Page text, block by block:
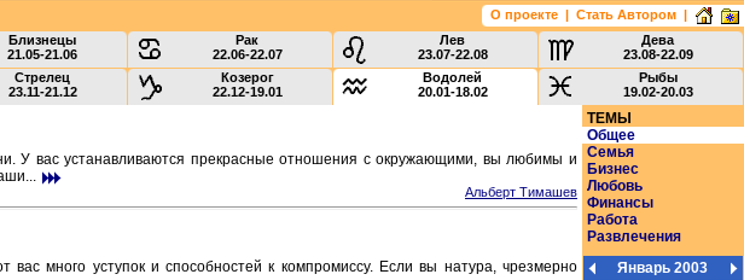
О проекте | Стать Автором |
Близнецы
21.05-21.06
Рак
22.06-22.07
Лев
23.07-22.08
Дева
23.08-22.09
Стрелец
23.11-21.12
Козерог
22.12-19.01
Водолей
20.01-18.02
Рыбы
19.02-20.03
У вас устанавливаются прекрасные отношения с окружающими, вы любимы и
Альберт Тимашев
много уступок и способностей к компромиссу. Если вы натура, чрезмерно
ТЕМЫ
Общее
Семья
Бизнес
Любовь
Финансы
Работа
Развлечения
Январь 2003